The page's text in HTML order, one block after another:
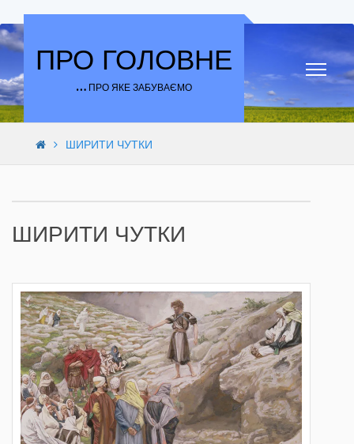
Skip to content
ПРО ГОЛОВНЕ
… ПРО ЯКЕ ЗАБУВАЄМО
ШИРИТИ ЧУТКИ
ШИРИТИ ЧУТКИ